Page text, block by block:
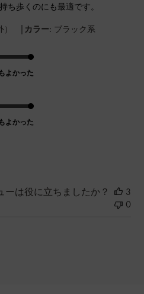
ち歩くのにも最適です。
| カラー: ブラック系
よかった
よかった
ーは役に立ちましたか？
3
0